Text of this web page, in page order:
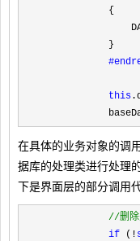
            {
            }
this
在具体的业务对象的调
据库的处理类进行处理
下是界面层的部分调用代
//删
if (!